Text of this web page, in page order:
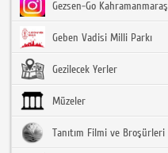
Gezsen-Go Kahramanmaraş
Geben Vadisi Milli Parkı
Gezilecek Yerler
Müzeler
Tanıtım Filmi ve Broşürleri